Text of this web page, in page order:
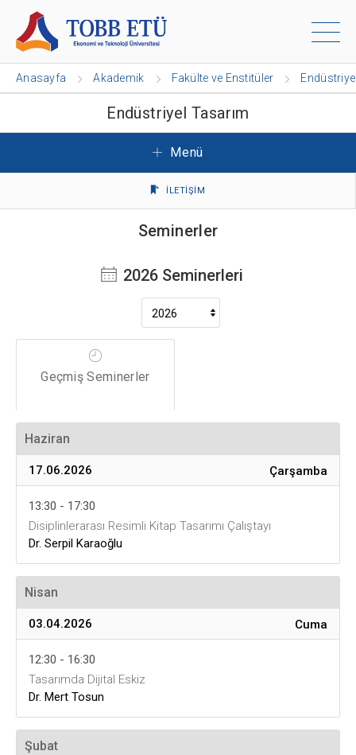
Anasayfa Akademik Fakülte ve Enstitüler
Endüstriyel Tasarım
Menü
İLETİŞİM
Seminerler
2026 Seminerleri
Geçmiş Seminerler
Haziran
17.06.2026 Çarşamba
13:30 - 17:30
Disiplinlerarası Resimli Kitap Tasarımı Çalıştayı
Dr. Serpil Karaoğlu
Nisan
03.04.2026 Cuma
12:30 - 16:30
Tasarımda Dijital Eskiz
Dr. Mert Tosun
Şubat